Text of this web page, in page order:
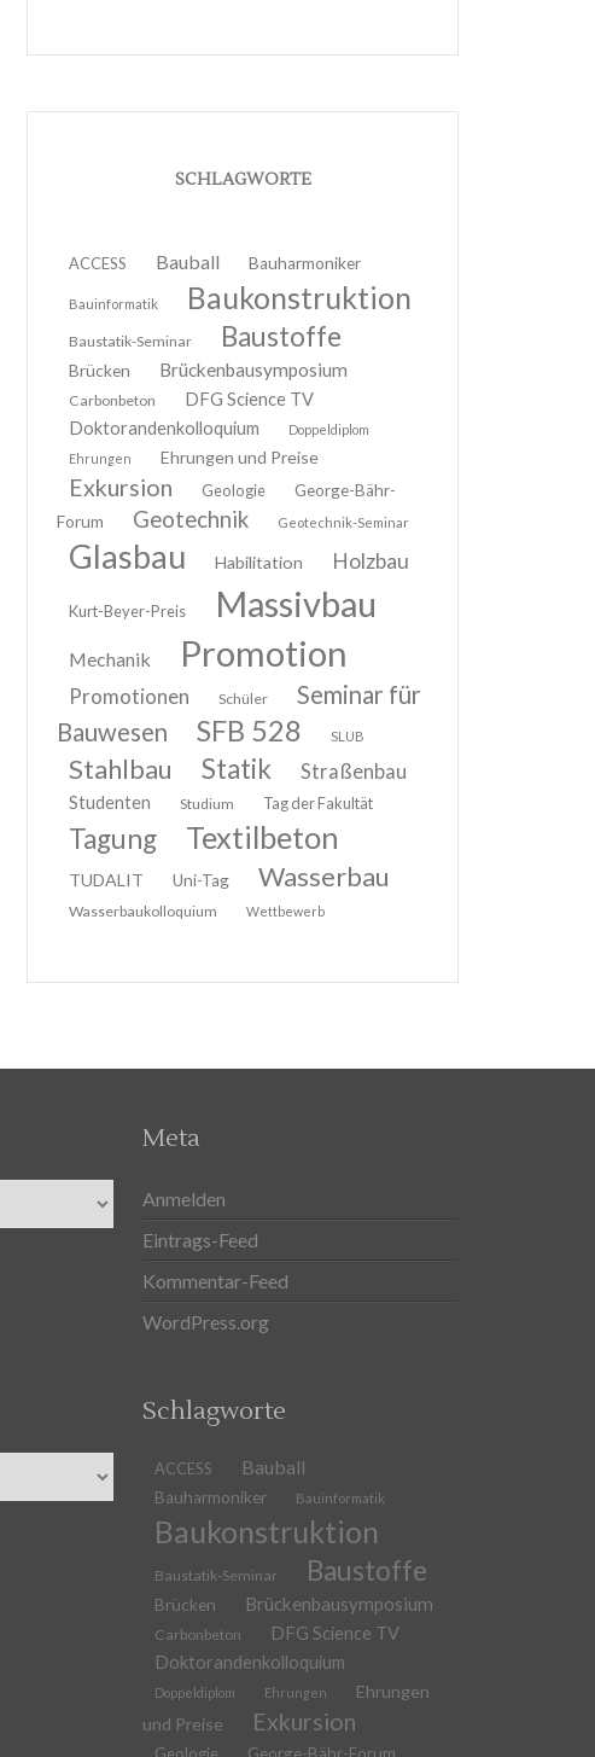
SCHLAGWORTE
ACCESS Bauball Bauharmoniker
Bauinformatik Baukonstruktion
Baustatik-Seminar Baustoffe
Brücken Brückenbausymposium
Carbonbeton
DFG Science TV
Doktorandenkolloquium
Doppeldiplom
Ehrungen
Ehrungen und Preise
Exkursion Geologie
George-Bähr-
Forum
Geotechnik Geotechnik-Seminar
Glasbau Habilitation Holzbau
Kurt-Beyer-Preis Massivbau
Mechanik Promotion
Promotionen Schüler
Seminar für
Bauwesen
SFB 528 SLUB
Stahlbau Statik Straßenbau
Studenten Studium Tag der Fakultät
Tagung Textilbeton
TUDALIT Uni-Tag Wasserbau
Wasserbaukolloquium Wettbewerb
Meta
Anmelden
Eintrags-Feed
Kommentar-Feed
WordPress.org
Schlagworte
ACCESS Bauball
Bauharmoniker Bauinformatik
Baukonstruktion
Baustatik-Seminar Baustoffe
Brücken Brückenbausymposium
Carbonbeton
DFG Science TV
Doktorandenkolloquium
Doppeldiplom Ehrungen
Ehrungen
und Preise
Exkursion
Geologie George-Bähr-Forum